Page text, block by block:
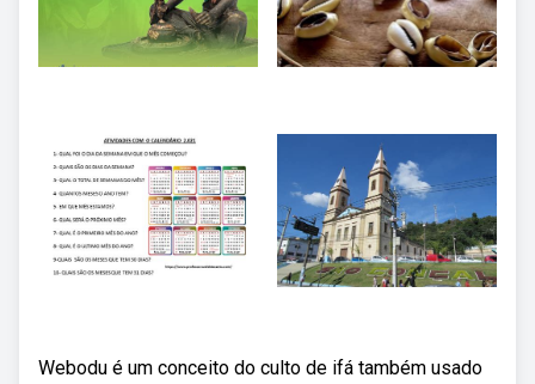
Webodu é um conceito do culto de ifá também usado